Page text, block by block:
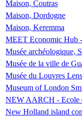
Maison, Coutras
Maison, Dordogne
Maison, Keremma
MEET Economic Hub
Musée archéologique,
Musée de la ville de
Musée du Louvres Lens
Museum of London
NEW AARCH - Ecole
New Holland island